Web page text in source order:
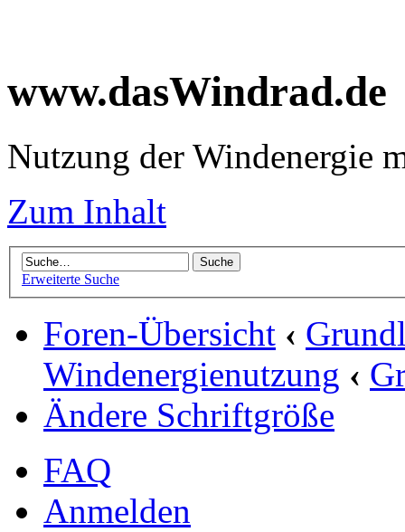
www.dasWindrad.de
Nutzung der Windenergie
Zum Inhalt
Erweiterte Suche
Foren-Übersicht ‹
Windenergienutzung ‹
Ändere Schriftgröße
FAQ
Anmelden